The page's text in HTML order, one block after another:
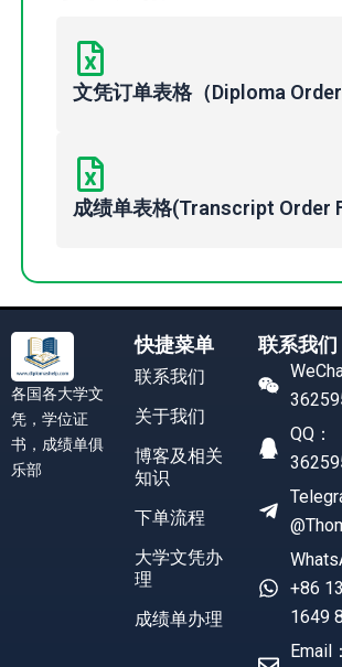
文凭订单表格（Diploma Order
成绩单表格(Transcript Order
各国各大学文
凭，学位证
书，成绩单俱
乐部
快捷菜单
联系我们
关于我们
博客及相关
知识
下单流程
大学文凭办
理
成绩单办理
联系我们
QQ：
+86
1649
Email：